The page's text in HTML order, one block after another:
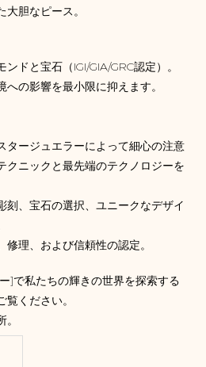
胆なピース。
ドと宝石（IGI/GIA/GRC認定）。
の影響を最小限に抑えます。
タージュエラーによって細心の注意
クニックと最先端のテクノロジーを
刻、宝石の選択、ユニークなデザイ
理、および信頼性の認定。
]で私たちの輝きの世界を探索する
ください。